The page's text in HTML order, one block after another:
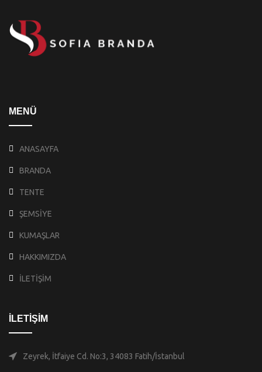
MENÜ
ANASAYFA
BRANDA
TENTE
ŞEMSİYE
KUMAŞLAR
HAKKIMIZDA
İLETİŞİM
İLETİŞİM
Zeyrek, İtfaiye Cd. No:3, 34083 Fatih/İstanbul